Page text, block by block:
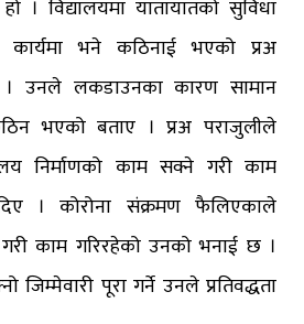
। विद्यालयमा यातायातको सुविधा
कार्यमा भने कठिनाई भएको प्रअ
उनले लकडाउनका कारण सामान
भएको बताए । प्रअ पराजुलीले
निर्माणको काम सक्ने गरी काम
। कोरोना संक्रमण फैलिएकाले
काम गरिरहेको उनको भनाई छ ।
पूरा गर्ने उनले प्रतिवद्धता